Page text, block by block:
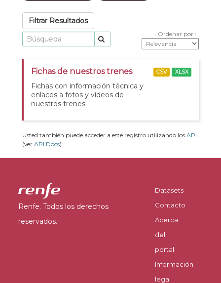
Filtrar Resultados
Ordenar por
Fichas de nuestros trenes
Fichas con información técnica y
enlaces a fotos y vídeos de
nuestros trenes
CSV XLSX
Usted también puede acceder a este registro utilizando los API
(ver API Docs).
Renfe. Todos los derechos
reservados.
Datasets
Contacto
Acerca
del
portal
Información
legal